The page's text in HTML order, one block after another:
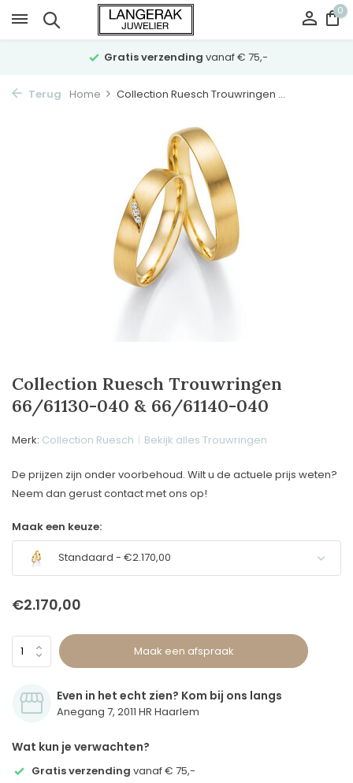
0
Gratis verzending vanaf € 75,-
Terug Home Collection Ruesch Trouwringen ...
Collection Ruesch Trouwringen
66/61130-040 & 66/61140-040
Merk: Collection Ruesch Bekijk alles Trouwringen
De prijzen zijn onder voorbehoud. Wilt u de actuele prijs weten?
Neem dan gerust contact met ons op!
Maak een keuze:
Standaard - €2.170,00
€2.170,00
Maak een afspraak
Even in het echt zien? Kom bij ons langs
Anegang 7, 2011 HR Haarlem
Wat kun je verwachten?
Gratis verzending vanaf € 75,-